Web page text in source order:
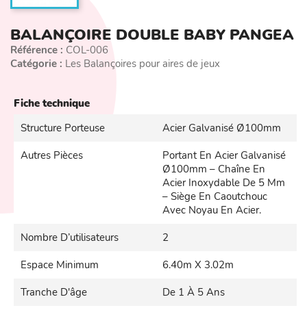
BALANÇOIRE DOUBLE BABY PANGEA
Référence : COL-006
Catégorie : Les Balançoires pour aires de jeux
Fiche technique
Structure Porteuse
Acier Galvanisé Ø100mm
Autres Pièces
Portant En Acier Galvanisé
Ø100mm – Chaîne En
Acier Inoxydable De 5 Mm
– Siège En Caoutchouc
Avec Noyau En Acier.
Nombre D’utilisateurs
2
Espace Minimum
6.40m X 3.02m
Tranche D'âge
De 1 À 5 Ans